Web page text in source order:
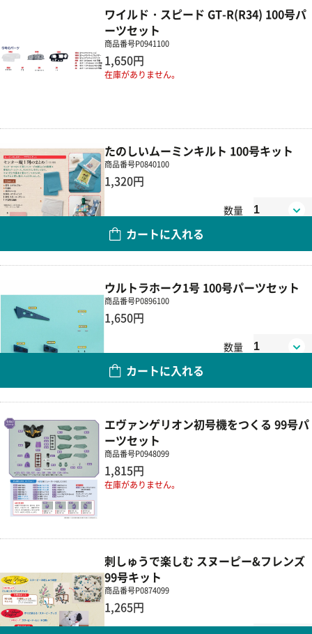
ワイルド・スピード GT-R(R34) 100号パ
ーツセット
商品番号P0941100
1,650円
在庫がありません。
たのしいムーミンキルト 100号キット
商品番号P0840100
1,320円
数量
カートに入れる
ウルトラホーク1号 100号パーツセット
商品番号P0896100
1,650円
数量
カートに入れる
エヴァンゲリオン初号機をつくる 99号パ
ーツセット
商品番号P0948099
1,815円
在庫がありません。
刺しゅうで楽しむ スヌーピー&フレンズ
99号キット
商品番号P0874099
1,265円